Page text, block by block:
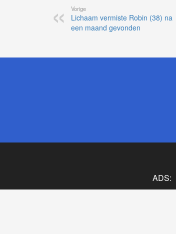
Vorige
Lichaam vermiste Robin (38) na
een maand gevonden
ADS: